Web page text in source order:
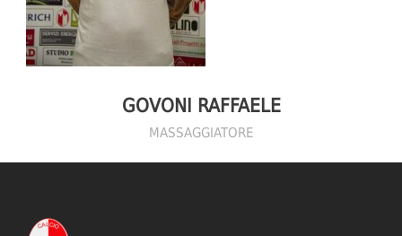
GOVONI RAFFAELE
MASSAGGIATORE